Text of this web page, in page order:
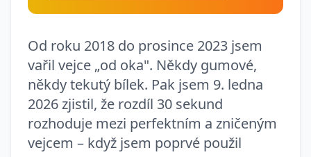
Od roku 2018 do prosince 2023 jsem
vařil vejce „od oka". Někdy gumové,
někdy tekutý bílek. Pak jsem 9. ledna
2026 zjistil, že rozdíl 30 sekund
rozhoduje mezi perfektním a zničeným
vejcem – když jsem poprvé použil